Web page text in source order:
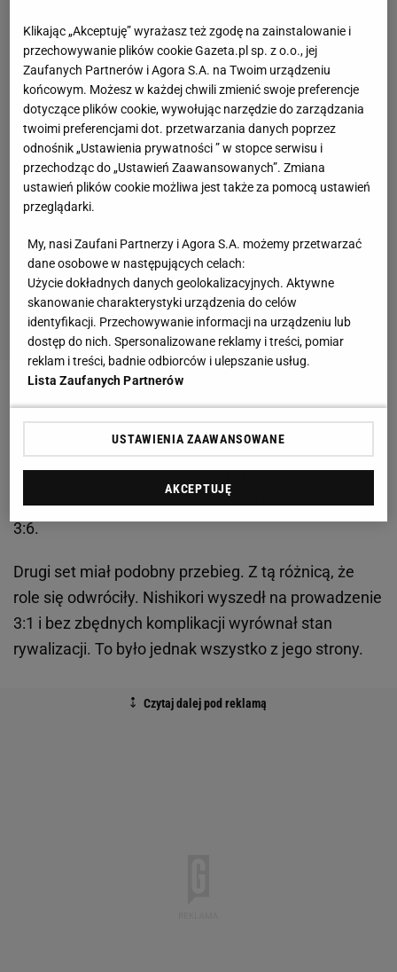
Djoković. W czwartym gemie wykorzystał
breakpointa i przełamał serwis rywala. Mimo że
ponownie stracił podanie i przegrał pierwszą partię
3:6.
Drugi set miał podobny przebieg. Z tą różnicą, że
role się odwróciły. Nishikori wyszedł na prowadzenie
3:1 i bez zbędnych komplikacji wyrównał stan
rywalizacji. To było jednak wszystko z jego strony.
Klikając „Akceptuję” wyrażasz też zgodę na zainstalowanie i
przechowywanie plików cookie Gazeta.pl sp. z o.o., jej
Zaufanych Partnerów i Agora S.A. na Twoim urządzeniu
końcowym. Możesz w każdej chwili zmienić swoje preferencje
dotyczące plików cookie, wywołując narzędzie do zarządzania
twoimi preferencjami dot. przetwarzania danych poprzez
odnośnik „Ustawienia prywatności ” w stopce serwisu i
przechodząc do „Ustawień Zaawansowanych”. Zmiana
ustawień plików cookie możliwa jest także za pomocą ustawień
przeglądarki.
My, nasi Zaufani Partnerzy i Agora S.A. możemy przetwarzać
dane osobowe w następujących celach:
Użycie dokładnych danych geolokalizacyjnych. Aktywne
skanowanie charakterystyki urządzenia do celów
identyfikacji. Przechowywanie informacji na urządzeniu lub
dostęp do nich. Spersonalizowane reklamy i treści, pomiar
reklam i treści, badnie odbiorców i ulepszanie usług.
Lista Zaufanych Partnerów
USTAWIENIA ZAAWANSOWANE
AKCEPTUJĘ